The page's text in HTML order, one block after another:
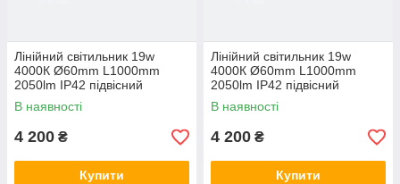
Лінійний світильник 19w
4000К Ø60mm L1000mm
2050lm IP42 підвісний
циліндричний на тросах LED-
TUBE LC-19w-1000 5000, 19,
В наявності
4 200 ₴
Купити
Лінійний світильник 19w
4000К Ø60mm L1000mm
2050lm IP42 підвісний
циліндричний на тросах LED-
TUBE LC-19w-1000 4000, 27,
В наявності
4 200 ₴
Купити